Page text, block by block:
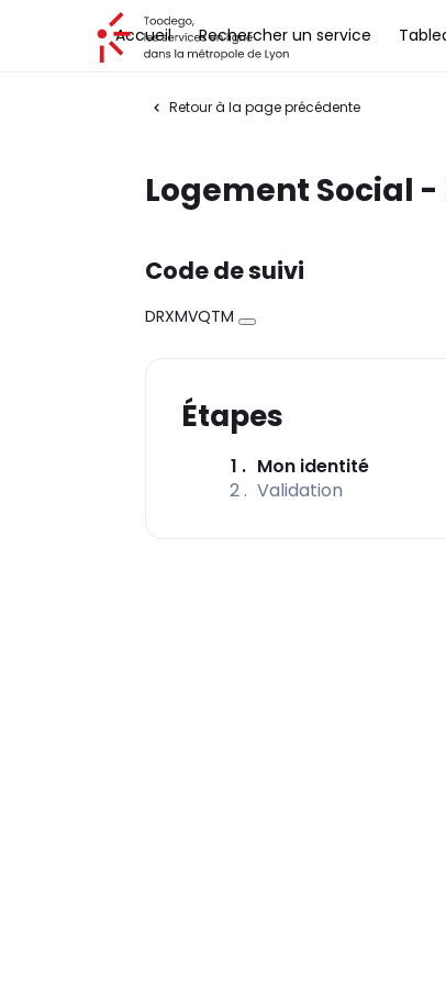
Accueil Rechercher un service
Retour à la page précédente
Logement Social
Code de suivi
DRXMVQTM
Copier
Étapes
1 Mon identité(étape
2
Validation